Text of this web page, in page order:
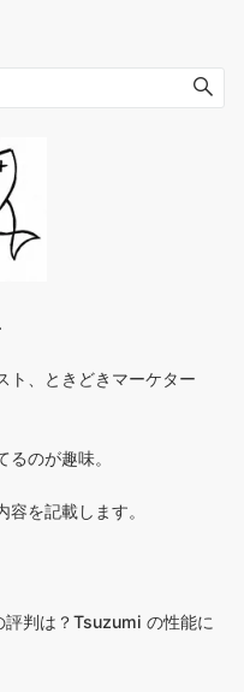
ト、ときどきマーケター
のが趣味。
を記載します。
評判は？Tsuzumi の性能に